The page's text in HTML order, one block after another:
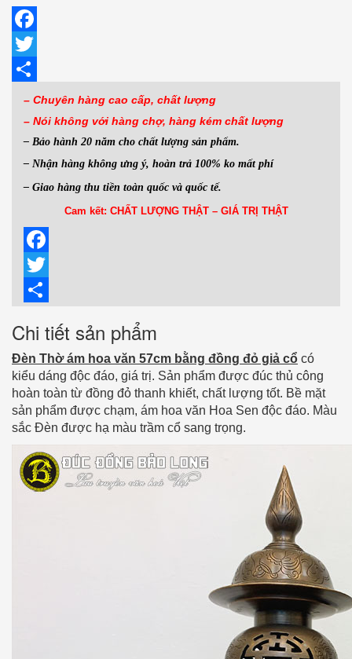
Facebook
Twitter
Share
– Chuyên hàng cao cấp, chất lượng
– Nói không với hàng chợ, hàng kém chất lượng
– Bảo hành 20 năm cho chất lượng sản phẩm.
– Nhận hàng không ưng ý, hoàn trả 100% ko mất phí
– Giao hàng thu tiền toàn quốc và quốc tế.
Cam kết: CHẤT LƯỢNG THẬT – GIÁ TRỊ THẬT
Facebook
Twitter
Chi tiết sản phẩm
Đèn Thờ ám hoa văn 57cm bằng đồng đỏ giả cổ có
kiểu dáng độc đáo, giá trị. Sản phẩm được đúc thủ công
hoàn toàn từ đồng đỏ thanh khiết, chất lượng tốt. Bề mặt
sản phẩm được chạm, ám hoa văn Hoa Sen độc đáo. Màu
sắc Đèn được hạ màu trầm cổ sang trọng.